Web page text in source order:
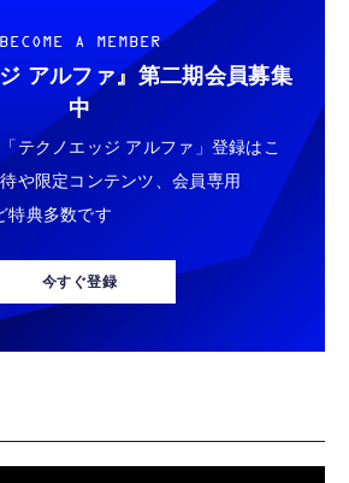
BECOME A MEMBER
アルファ』 第二期会員募集
中
テクノエッジ アルファ」登録はこ
や限定コンテンツ、会員専用
特典多数です
今すぐ登録